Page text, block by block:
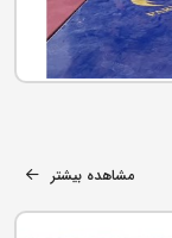
مشاهده بیشتر